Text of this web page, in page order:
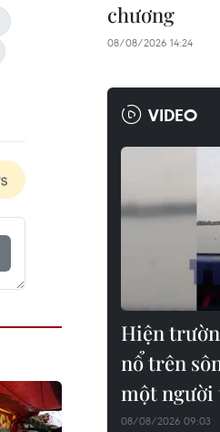
chương
08/08/2026 14:24
VIDEO
Hiện
nổ trên
một người
08/08/2026 09:03